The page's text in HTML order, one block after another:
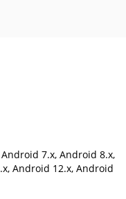
7.x, Android 8.x,
Android 12.x, Android